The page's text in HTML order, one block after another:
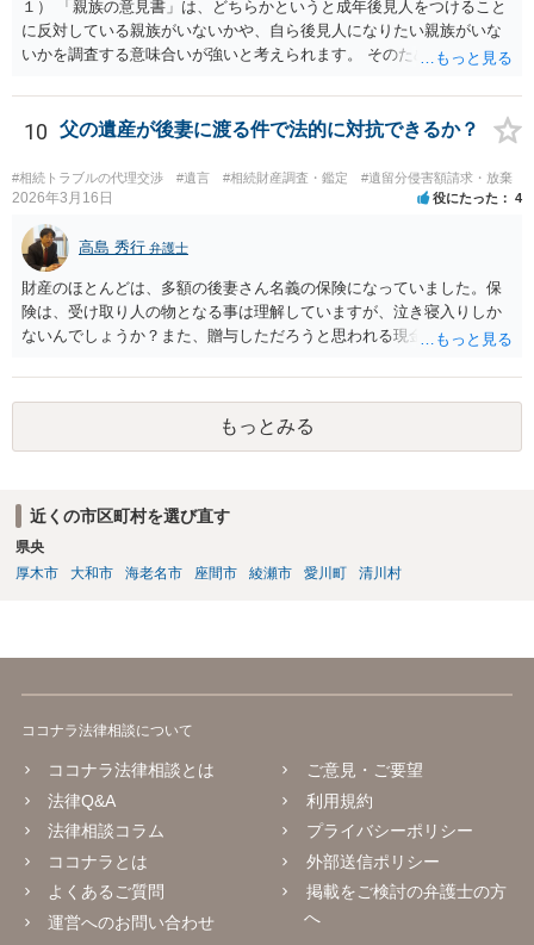
護士の預り口座を振込先とするのはよくあることです。 問題ないと思
います。
１） 「親族の意見書」は、どちらかというと成年後見人をつけること
に反対している親族がいないかや、自ら後見人になりたい親族がいな
いかを調査する意味合いが強いと考えられます。 そのため、ご相談の
す。 ２） 場合によっては、介護や被後見人の財産の処分等に関して、
後見人から相談があることも考えられます。 また、お祖母さんがお亡
くなりになった場合、相続人となる可能性がありますが、 その場合は
相続放棄されれば問題ありません。 ３） 完全に拒否する方法はないか
もしれませんが、 関わりを持ちたくないとのことでしたら、親族の意
見書にその旨を記載して提出しておけば良いかも知れません。 後見人
としても、関わりを拒否している親族にあえて連絡をしてくる可能性
は低いと考えられます。 以上、ご参考になさってください。
10 父の遺産が後妻に渡る件で法的に対抗できるか？
#相続トラブルの代理交渉 #遺言 #相続財産調査・鑑定 #遺留分侵害額請求・放棄
2026年3月16日 役にたった 4
高島 秀行 弁護士
財産のほとんどは、多額の後妻さん名義の保険になっていました。保
険は、受け取り人の物となる事は理解していますが、泣き寝入りしか
ないんでしょうか？また、贈与しただろうと思われる現金の引き出し
うか？ 保険は原則として受取人のものですが、遺産全体での保険金
の割合が高い場合、掛け金が一括払いで、保険金が掛け金の額と同様
の額の場合などは特別受益として遺留分の対象となる可能性がありま
す。 多額の現金の引き出しは、相手に渡ったかどうか、そのとき父
もっとみる
近くの市区町村を選び直す
県央
厚木市
大和市 海老名市 座間市 綾瀬市 愛川町 清川村
ココナラ法律相談について
ココナラ法律相談とは
法律Q&A
法律相談コラム
ココナラとは
よくあるご質問
運営へのお問い合わせ
ご意見・ご要望
利用規約
プライバシーポリシー
外部送信ポリシー
掲載をご検討の弁護士の方
へ